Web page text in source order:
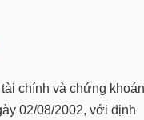
chính và chứng khoán
02/08/2002, với định